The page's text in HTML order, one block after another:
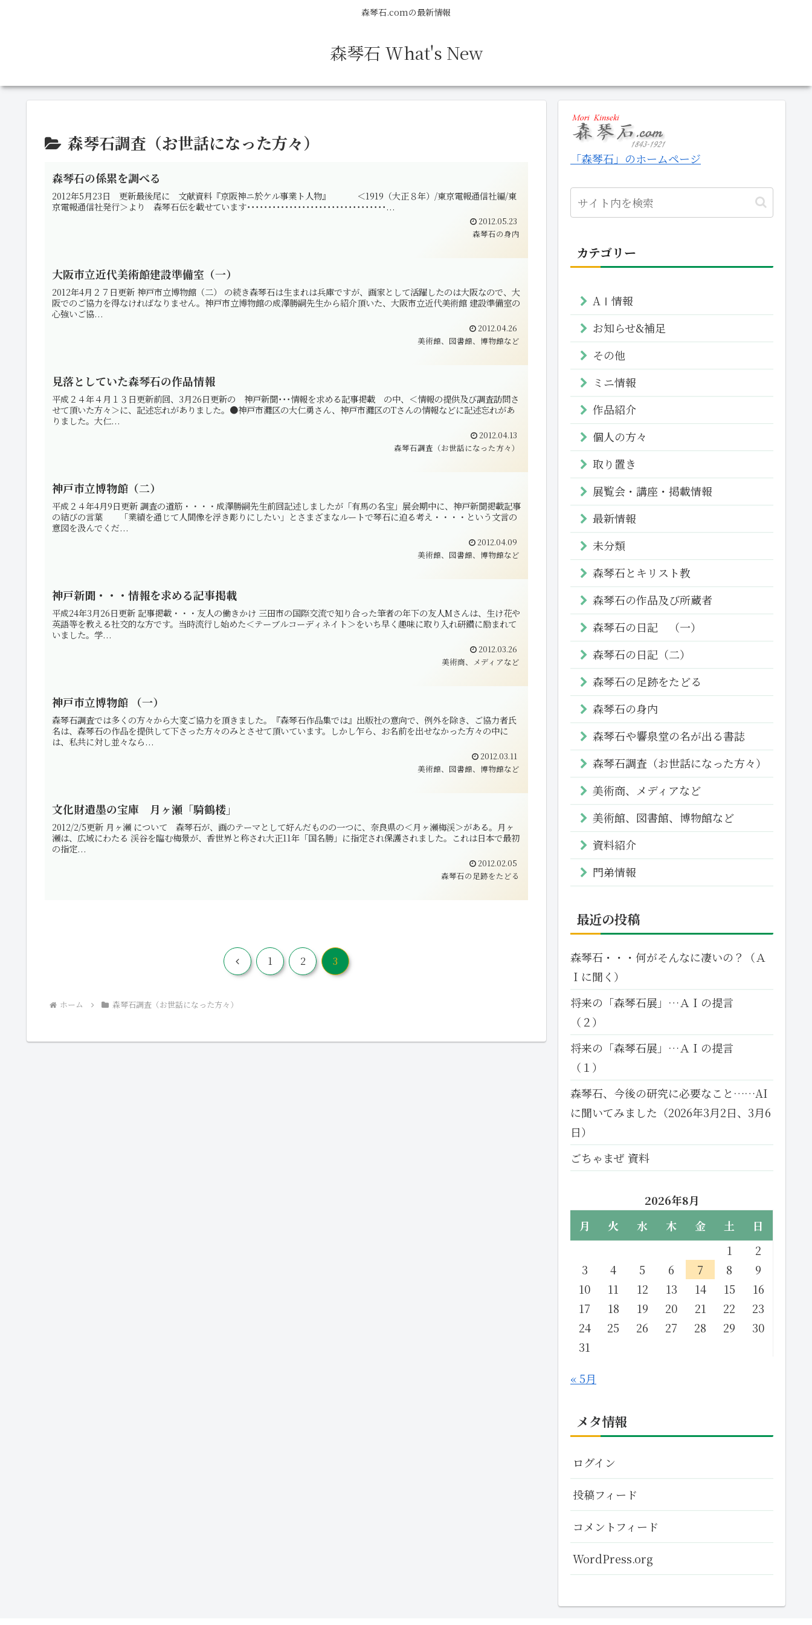
森琴石.comの最新情報
森琴石 What's New
森琴石調査（お世話になった方々）
森琴石の係累を調べる
2012年5月23日 更新最後尾に 文献資料『京阪神ニ於ケル事業ト人物』 ＜1919（大正８年）/東京電報通信社編/東
京電報通信社発行＞より 森琴石伝を載せています･････････････････････････････････...
2012.05.23
森琴石の身内
大阪市立近代美術館建設準備室（一）
2012年4月２７日更新 神戸市立博物館（二） の続き森琴石は生まれは兵庫ですが、画家として活躍したのは大阪なので、大
阪でのご協力を得なければなりません。神戸市立博物館の成澤勝嗣先生から紹介頂いた、大阪市立近代美術館 建設準備室の
心強いご協...
2012.04.26
美術館、図書館、博物館など
見落としていた森琴石の作品情報
平成２４年４月１３日更新前回、3月26日更新の 神戸新聞･･･情報を求める記事掲載 の中、＜情報の提供及び調査訪問さ
せて頂いた方々＞に、記述忘れがありました。●神戸市灘区の大仁勇さん、神戸市灘区のTさんの情報などに記述忘れがあ
りました。大仁...
2012.04.13
森琴石調査（お世話になった方々）
神戸市立博物館（二）
平成２４年4月9日更新 調査の道筋・・・・成澤勝嗣先生前回記述しましたが「有馬の名宝」展会期中に、神戸新聞掲載記事
の結びの言葉 「業績を通じて人間像を浮き彫りにしたい」とさまざまなルートで琴石に迫る考え・・・・という文言の
意図を汲んでくだ...
2012.04.09
美術館、図書館、博物館など
神戸新聞・・・情報を求める記事掲載
平成24年3月26日更新 記事掲載・・・友人の働きかけ 三田市の国際交流で知り合った筆者の年下の友人Mさんは、生け花や
英語等を教える社交的な方です。当時流行し始めた＜テーブルコーディネイト＞をいち早く趣味に取り入れ研鑽に励まれて
いました。学...
2012.03.26
美術商、メディアなど
神戸市立博物館 （一）
森琴石調査では多くの方々から大変ご協力を頂きました。『森琴石作品集では』出版社の意向で、例外を除き、ご協力者氏
名は、森琴石の作品を提供して下さった方々のみとさせて頂いています。しかし乍ら、お名前を出せなかった方々の中に
は、私共に対し並々なら...
2012.03.11
美術館、図書館、博物館など
文化財遺墨の宝庫 月ヶ瀬「騎鶴楼」
2012/2/5更新 月ヶ瀬 について 森琴石が、画のテーマとして好んだものの一つに、奈良県の＜月ヶ瀬梅渓＞がある。月ヶ
瀬は、広域にわたる 渓谷を臨む梅景が、香世界と称され大正11年「国名勝」に指定され保護されました。これは日本で最初
の指定...
2012.02.05
森琴石の足跡をたどる
前
1 2 3
ホーム 森琴石調査（お世話になった方々）
「森琴石」のホームページ
カテゴリー
AⅠ情報
お知らせ&補足
その他
ミニ情報
作品紹介
個人の方々
取り置き
展覧会・講座・掲載情報
最新情報
未分類
森琴石とキリスト教
森琴石の作品及び所蔵者
森琴石の日記 （一）
森琴石の日記（二）
森琴石の足跡をたどる
森琴石の身内
森琴石や響泉堂の名が出る書誌
森琴石調査（お世話になった方々）
美術商、メディアなど
美術館、図書館、博物館など
資料紹介
門弟情報
最近の投稿
森琴石・・・何がそんなに凄いの？（Ａ
Ｉに聞く）
将来の「森琴石展」…ＡＩの提言
（２）
将来の「森琴石展」…ＡＩの提言
（１）
森琴石、今後の研究に必要なこと……AI
に聞いてみました（2026年3月2日、3月6
日）
ごちゃまぜ 資料
2026年8月
月
火 水 木 金 土
日
1
2
3
4 5 6 7 8
9
10
11 12 13 14 15
16
17
18 19 20 21 22
23
24
25 26 27 28 29
30
31
« 5月
メタ情報
ログイン
投稿フィード
コメントフィード
WordPress.org